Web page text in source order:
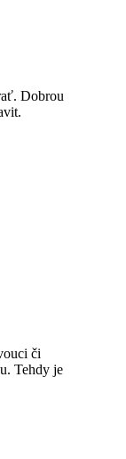
Dobrou
či
Tehdy je